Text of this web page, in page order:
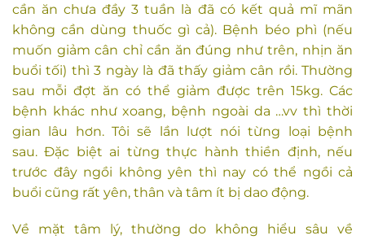
cần ăn chưa đầy 3 tuần là đã có kết quả mĩ mãn
không cần dùng thuốc gì cả). Bệnh béo phì (nếu
muốn giảm cân chỉ cần ăn đúng như trên, nhịn ăn
buổi tối) thì 3 ngày là đã thấy giảm cân rồi. Thường
sau mỗi đợt ăn có thể giảm được trên 15kg. Các
bệnh khác như xoang, bệnh ngoài da …vv thì thời
gian lâu hơn. Tôi sẽ lần lượt nói từng loại bệnh
sau.Đặc biệt ai từng thực hành thiền định, nếu
trước đây ngồi không yên thì nay có thể ngồi cả
buổi cũng rất yên, thân và tâm ít bị dao động.
Về mặt tâm lý, thường do không hiểu sâu về